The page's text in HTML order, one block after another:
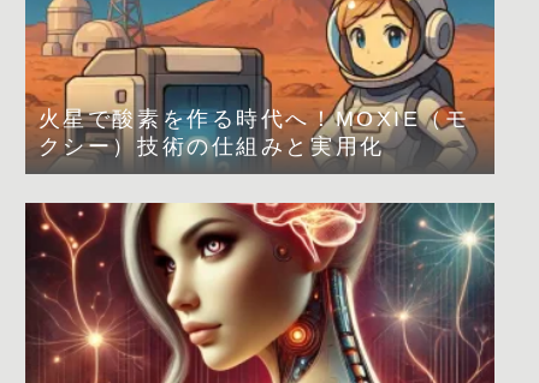
火星で酸素を作る時代へ！MOXIE（モ
クシー）技術の仕組みと実用化